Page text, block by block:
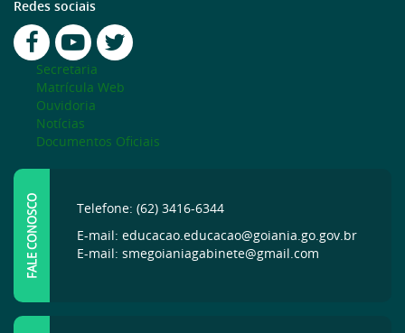
Redes sociais
Secretaria
Matrícula Web
Ouvidoria
Notícias
Documentos Oficiais
FALE CONOSCO
Telefone: (62) 3416-6344
E-mail: educacao.educacao@goiania.go.gov.br
E-mail: smegoianiagabinete@gmail.com